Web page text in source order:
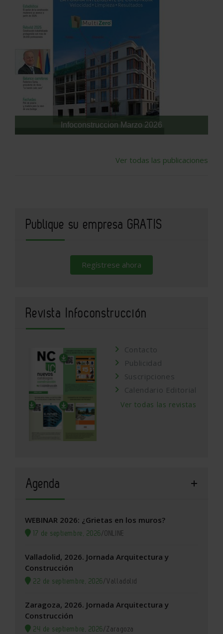
Infoconstruccion Marzo 2026
Ver todas las publicaciones
Publique su empresa GRATIS
Regístrese ahora
Revista Infoconstrucción
Contacto
Publicidad
Suscripciones
Calendario Editorial
Ver todas las revistas
Agenda
WEBINAR 2026: ¿Grietas en los muros?
17 de septiembre, 2026/ONLINE
Valladolid, 2026. Jornada Arquitectura y
Construcción
22 de septiembre, 2026/Valladolid
Zaragoza, 2026. Jornada Arquitectura y
Construcción
24 de septiembre, 2026/Zaragoza